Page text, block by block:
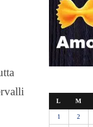
L M
1 2